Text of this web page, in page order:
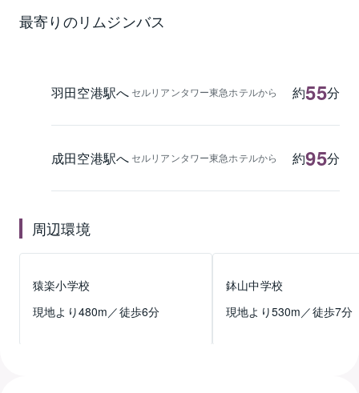
最寄りのリムジンバス
羽田空港駅へ セルリアンタワー東急ホテルから 約55分
成田空港駅へ セルリアンタワー東急ホテルから 約95分
周辺環境
猿楽小学校
現地より480m／徒歩6分
鉢山中学校
現地より530m／徒歩7分